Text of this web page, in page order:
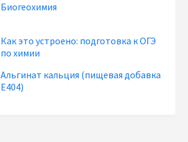
Биогеохимия
Как это устроено: подготовка к ОГЭ
по химии
Альгинат кальция (пищевая добавка
Е404)